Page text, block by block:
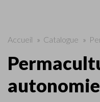
Accueil » Catalogue »
autonomie